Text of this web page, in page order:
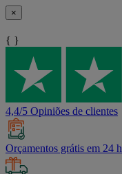
×
{ }
4,4/5 Opiniões de clientes
Orçamentos grátis em 24 h